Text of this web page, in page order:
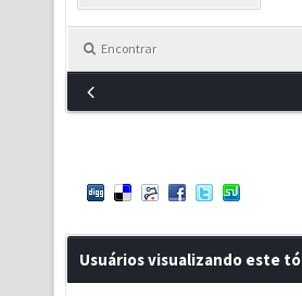
Encontrar
Usuários visualizando este